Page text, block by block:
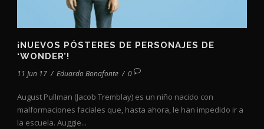
¡NUEVOS PÓSTERES DE PERSONAJES DE
‘WONDER’!
11 Jun 17 / Eduardo Bonafonte / 0
August Pullman (Jacob Tremblay) es un niño nacido con
malformaciones faciales que, hasta ahora, le han impedido ir a
la escuela. Auggie...